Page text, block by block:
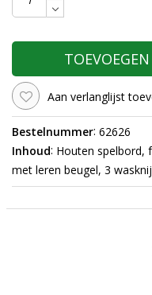
Aan verlanglijst
Bestelnummer: 62626
Inhoud: Houten spelbord,
met leren beugel, 3